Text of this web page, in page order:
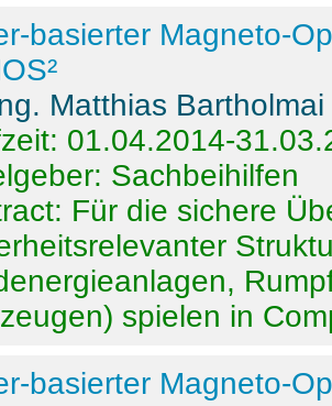
basierter Magneto-
Matthias Bartholmai
01.04.2014-
Sachbeihilfen
Für die sichere
spielen in
basierter Magneto-